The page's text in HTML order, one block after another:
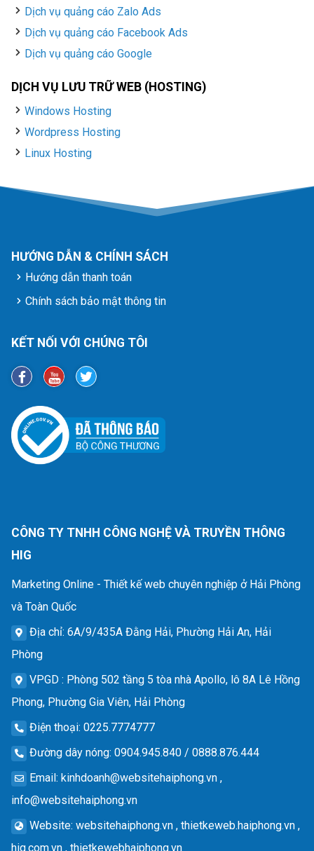
Dịch vụ quảng cáo Zalo Ads
Dịch vụ quảng cáo Facebook Ads
Dịch vụ quảng cáo Google
DỊCH VỤ LƯU TRỮ WEB (HOSTING)
Windows Hosting
Wordpress Hosting
Linux Hosting
HƯỚNG DẪN & CHÍNH SÁCH
Hướng dẫn thanh toán
Chính sách bảo mật thông tin
KẾT NỐI VỚI CHÚNG TÔI
CÔNG TY TNHH CÔNG NGHỆ VÀ TRUYỀN THÔNG
HIG
Marketing Online - Thiết kế web chuyên nghiệp ở Hải Phòng
và Toàn Quốc
Địa chỉ: 6A/9/435A Đằng Hải, Phường Hải An, Hải
Phòng
VPGD : Phòng 502 tầng 5 tòa nhà Apollo, lô 8A Lê Hồng
Phong, Phường Gia Viên, Hải Phòng
Điện thoại: 0225.7774777
Đường dây nóng: 0904.945.840 / 0888.876.444
Email : kinhdoanh@websitehaiphong.vn ,
info@websitehaiphong.vn
Website: websitehaiphong.vn , thietkeweb.haiphong.vn ,
hig.com.vn , thietkewebhaiphong.vn